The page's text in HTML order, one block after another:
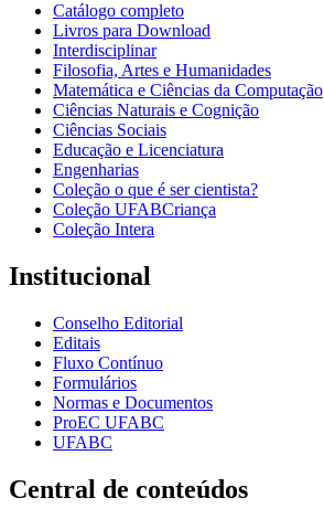
Catálogo completo
Livros para Download
Interdisciplinar
Filosofia, Artes e Humanidades
Matemática e Ciências da Computação
Ciências Naturais e Cognição
Ciências Sociais
Educação e Licenciatura
Engenharias
Coleção o que é ser cientista?
Coleção UFABCriança
Coleção Intera
Institucional
Conselho Editorial
Editais
Fluxo Contínuo
Formulários
Normas e Documentos
ProEC UFABC
UFABC
Central de conteúdos